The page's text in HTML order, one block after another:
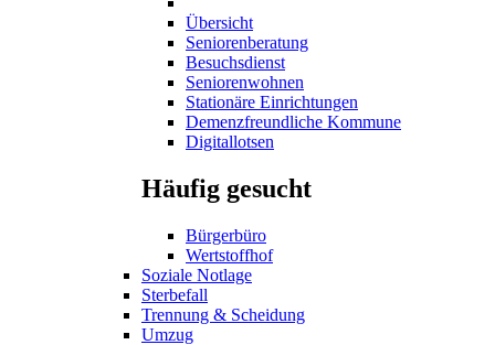
Übersicht
Seniorenberatung
Besuchsdienst
Seniorenwohnen
Stationäre Einrichtungen
Demenzfreundliche Kommune
Digitallotsen
Häufig gesucht
Bürgerbüro
Wertstoffhof
Soziale Notlage
Sterbefall
Trennung & Scheidung
Umzug